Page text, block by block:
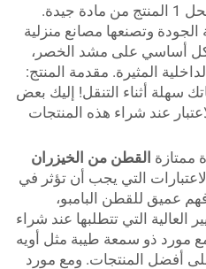
أويه، يمكنك العثور عليها في محل 1 المنتج من مادة جيدة.
وتصنعها مصانع منزلية
أساسي على مشد الخصر،
المثيرة. مقدمة المنتج:
سهلة أثناء التنقل! إليك بعض
عند شراء هذه المنتجات
ممتازة القطن من الخيزران
التي يجب أن تؤثر في
عميق للقطن البامبو،
العالية التي تتطلبها عند شراء
مورد ذو سمعة طيبة مثل أويه
أفضل المنتجات. ومع مورد